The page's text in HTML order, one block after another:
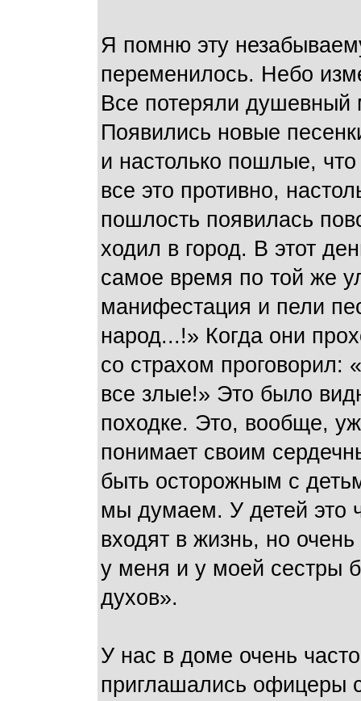
Я помню эту
переменилось. Небо
Все потеряли душевный
Появились новые
и настолько пошлые,
все это противно,
пошлость появилась
ходил в город. В этот
самое время по той же
манифестация и пели
народ...!» Когда они
со страхом проговорил:
все злые!» Это было
походке. Это, вообще,
понимает своим
быть осторожным с
мы думаем. У детей это
входят в жизнь, но
у меня и у моей сестры
духов».
У нас в доме очень
приглашались офицеры